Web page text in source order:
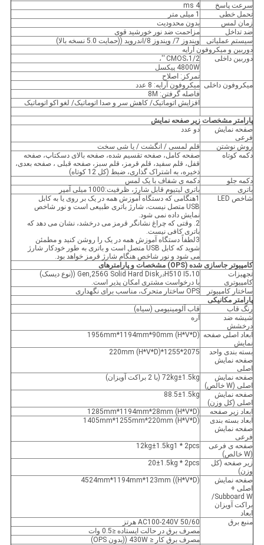
سرعت پاسخ
4 ms
تحمل خطی
1 میلی متر
زمان لمس
بدون محدودیت
ضد تداخل
مزاحمت ضد نور خورشید قوی
سیستم عملیاتی
ویندوز 7/ ویندوز 8/اندروید ((حمایت 5.0 نسخه بالا)
دوربین و میکروفون آرایه
دوربین داخلی
CMOS،1/2 ′′،
4800W پیکسل
تمرکز: اصلاح
میکروفون داخلی میکروفون آرایه: 8 عدد
فاصله گرفتن: 8M
افزایش اتوماتیک/ کاهش سر و صدا اتوماتیک/ لغو اکو اتوماتیک
پارامتر مشخصات زیر صفحه نمایش
صفحه نمایش
فرعی
دو عدد
روش نوشتن
قلم لمسی / انگشت / یا شی سخت
دکمه کوتاه
صفحه کامل، صفحه تقسیم شده، صفحه بالای دسکتاپ، صفحه
قفل، قلم سفید، قلم قرمز، قلم سبز، صفحه قبلی ، صفحه بعدی،
ذخیره، به اشتراک گذاری، ضبط (کل 12 کوتاه)
دکمه جلو
دکمه ی شفاف با یک لمس
باتری
باتری لیتیوم قابل شارژ، ظرفیت:1000 میلی آمپر
شاخص LED
1هنگامی که دستگاه آموزش همه در یک بر روی یا به کابل
USB متصل نیست، شارژ باتری طبیعی است و نور شاخص
نمایش داده نمی شود.
2. وقتی که چراغ نشانگر قرمز می درخشد، نشان می دهد که
باتری کافی نیست.
3لطفاً دستگاه آموزش همه در یک را روشن کنید و مطمئن
شوید که کابل USB متصل است و باتری به طور خودکار شارژ
می شود و نور شاخص هنگام شارژ قرمز خواهد بود.
کامپیوتر جاسازی شده (OPS) مشخصات و پارامترهای
تجهیزات
کامپیوتری
H510 I5،10در Gen,256G Solid Hard Disk ((نوع دیسک)
با درخواست مشتری امکان پذیر است.
ساختار کامپیوتر
OPS ساختار متحرک، مناسب برای نگهداری
پارامتر مکانیکی
رنگ قاب
قاب آلومینیومی (سیاه)
شیشه ضد
درخشش
آره
ابعاد اصلی صفحه
نمایش
1956mm*1194mm*90mm (H*V*D)
بسته بندی واحد
صفحه نمایش
اصلی
2075*1255*220mm (H*V*D)
صفحه نمایش
اصلی (W خالص)
72kg±1.5kg (با 2 براکت آویزان)
صفحه نمایش
اصلی (کل وزن)
88.5±1.5kg
ابعاد زیر صفحه
1285mm*1194mm*28mm (H*V*D)
ابعاد بسته بندی
صفحه نمایش
فرعی
1405mm*1255mm*220mm (H*V*D)
صفحه ی فرعی
(W خالص)
12kg±1.5kg1 * 2pcs
زیر صفحه (کل
وزن)
20±1.5kg * 2pcs
صفحه نمایش
اصلی +
Subboard W/
براکت آویزان
ابعاد
4524mm*1194mm*123mm ((H*V*D)
منبع برق
AC100-240V 50/60 هرتز
مصرف برق در حالت ایستاده ≤0.5 وات
مصرف برق کار ≤ 430W ((بدون OPS)